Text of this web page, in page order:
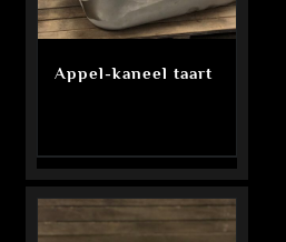
Appel-kaneel taart